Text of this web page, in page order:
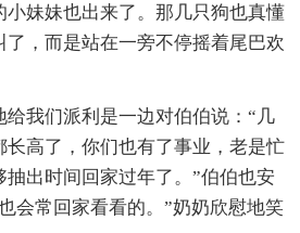
妹妹也出来了。那几只狗也真懂
，而是站在一旁不停摇着尾巴欢
给我们派利是一边对伯伯说：“几
高了，你们也有了事业，老是忙
出时间回家过年了。”伯伯也安
会常回家看看的。”奶奶欣慰地笑